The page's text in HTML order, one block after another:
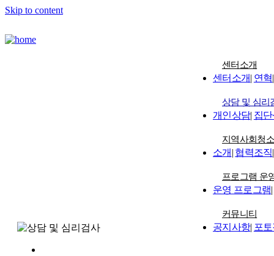
Skip to content
센터소개
센터소개| 연혁|
상담 및 심리
개인상담| 집
지역사회청
소개 | 협력조직|
프로그램 운
운영 프로그램|
커뮤니티
공지사항| 포